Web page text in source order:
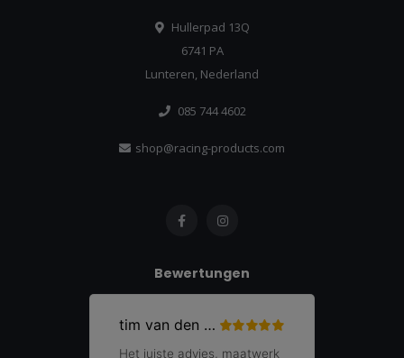
Hullerpad 13Q
6741 PA
Lunteren, Nederland
085 744 4602
shop@racing-products.com
Bewertungen